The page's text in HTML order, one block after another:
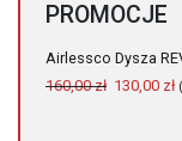
PROMOCJE
Airlessco Dysza
160,00zł 130,00 zł (